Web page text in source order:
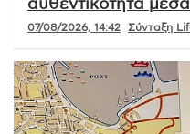
αυθεντικότητα
07/08/2026, 14:42 Σύνταξη